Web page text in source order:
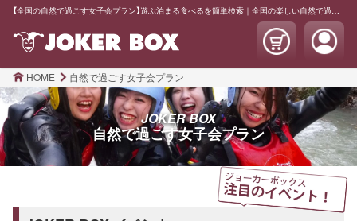
【全国の自然で過ごす女子会プラン】遊ぶ泊まる食べるを簡単検索｜全国の楽しい自然で過ごす女子会プランを見つけよう
HOME 自然で過ごす女子会プラン
JOKER BOX
自然で過ごす女子会プラン